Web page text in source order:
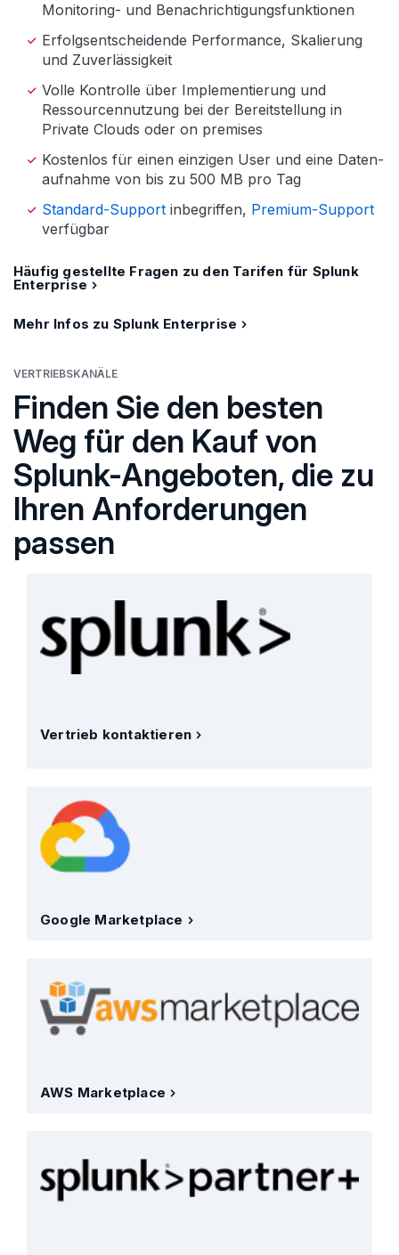
Monitoring- und Benachrichtigungs­funktionen
Erfolgsentscheidende Performance, Skalierung
und Zuverlässigkeit
Volle Kontrolle über Implementierung und
Ressourcen­nutzung bei der Bereitstellung in
Private Clouds oder on premises
Kostenlos für einen einzigen User und eine Daten­
aufnahme von bis zu 500 MB pro Tag
Standard-Support inbegriffen, Premium-Support
verfügbar
Häufig gestellte Fragen zu den Tarifen für Splunk
Enterprise
Mehr Infos zu Splunk Enterprise
VERTRIEBSKANÄLE
Finden Sie den besten
Weg für den Kauf von
Splunk-Angeboten, die zu
Ihren Anforderungen
passen
Vertrieb kontaktieren
Google Marketplace
AWS Marketplace